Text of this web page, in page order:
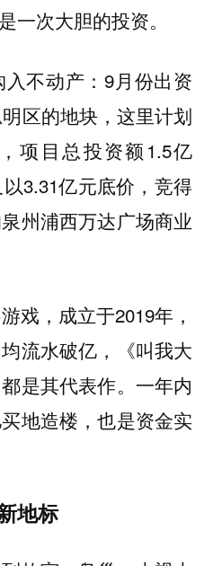
一次大胆的投资。
不动产：9月份出资
区的地块，这里计划
项目总投资额1.5亿
3.31亿元底价，竞得
州浦西万达广场商业
戏，成立于2019年，
流水破亿，《叫我大
是其代表作。一年内
地造楼，也是资金实
地标